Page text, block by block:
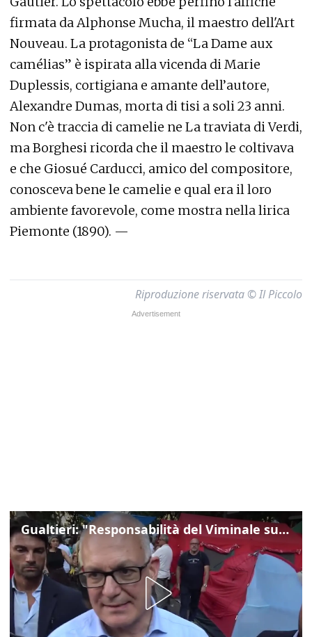
firmata da Alphonse Mucha, il maestro dell'Art
Nouveau. La protagonista de “La Dame aux
camélias” è ispirata alla vicenda di Marie
Duplessis, cortigiana e amante dell’autore,
Alexandre Dumas, morta di tisi a soli 23 anni.
Non c'è traccia di camelie ne La traviata di Verdi,
ma Borghesi ricorda che il maestro le coltivava
e che Giosué Carducci, amico del compositore,
conosceva bene le camelie e qual era il loro
ambiente favorevole, come mostra nella lirica
Piemonte (1890). —
Riproduzione riservata © Il Piccolo
Gualtieri: "Responsabilità del Viminale su Spin Time? La posizione dei partiti è nota"